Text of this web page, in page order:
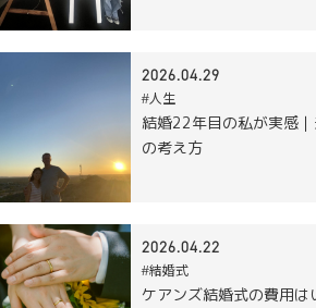
2026.04.29
#人生
結婚22年目の私が実感
の考え方
2026.04.22
#結婚式
ケアンズ結婚式の費用